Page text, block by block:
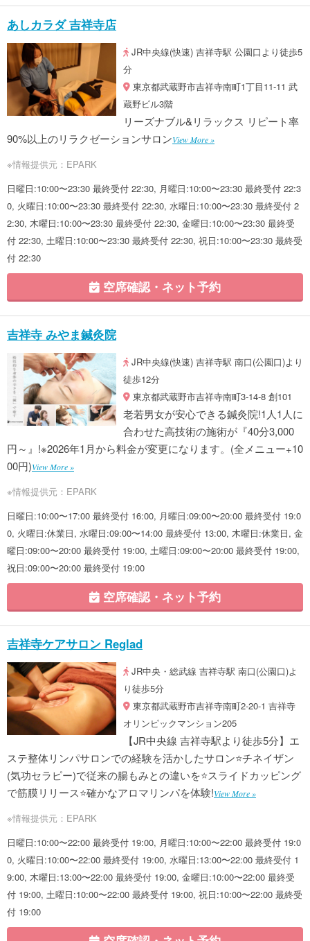
あしカラダ 吉祥寺店
JR中央線(快速) 吉祥寺駅 公園口より徒歩5
分
東京都武蔵野市吉祥寺南町1丁目11-11 武
蔵野ビル3階
リーズナブル&リラックス リピート率
90%以上のリラクゼーションサロンView More »
※情報提供元：EPARK
日曜日:10:00〜23:30 最終受付 22:30, 月曜日:10:00〜23:30 最終受付 22:3
0, 火曜日:10:00〜23:30 最終受付 22:30, 水曜日:10:00〜23:30 最終受付 2
2:30, 木曜日:10:00〜23:30 最終受付 22:30, 金曜日:10:00〜23:30 最終受
付 22:30, 土曜日:10:00〜23:30 最終受付 22:30, 祝日:10:00〜23:30 最終受
付 22:30
空席確認・ネット予約
吉祥寺 みやま鍼灸院
JR中央線(快速) 吉祥寺駅 南口(公園口)より
徒歩12分
東京都武蔵野市吉祥寺南町3-14-8 創101
老若男女が安心できる鍼灸院!1人1人に
合わせた高技術の施術が『40分3,000
円～』!※2026年1月から料金が変更になります。(全メニュー+10
00円)View More »
※情報提供元：EPARK
日曜日:10:00〜17:00 最終受付 16:00, 月曜日:09:00〜20:00 最終受付 19:0
0, 火曜日:休業日, 水曜日:09:00〜14:00 最終受付 13:00, 木曜日:休業日, 金
曜日:09:00〜20:00 最終受付 19:00, 土曜日:09:00〜20:00 最終受付 19:00,
祝日:09:00〜20:00 最終受付 19:00
空席確認・ネット予約
吉祥寺ケアサロン Reglad
JR中央・総武線 吉祥寺駅 南口(公園口)よ
り徒歩5分
東京都武蔵野市吉祥寺南町2-20-1 吉祥寺
オリンピックマンション205
【JR中央線 吉祥寺駅より徒歩5分】エ
ステ整体リンパサロンでの経験を活かしたサロン⭐チネイザン
(気功セラピー)で従来の腸もみとの違いを⭐スライドカッピング
で筋膜リリース⭐確かなアロマリンパを体験!View More »
※情報提供元：EPARK
日曜日:10:00〜22:00 最終受付 19:00, 月曜日:10:00〜22:00 最終受付 19:0
0, 火曜日:10:00〜22:00 最終受付 19:00, 水曜日:13:00〜22:00 最終受付 1
9:00, 木曜日:13:00〜22:00 最終受付 19:00, 金曜日:10:00〜22:00 最終受
付 19:00, 土曜日:10:00〜22:00 最終受付 19:00, 祝日:10:00〜22:00 最終受
付 19:00